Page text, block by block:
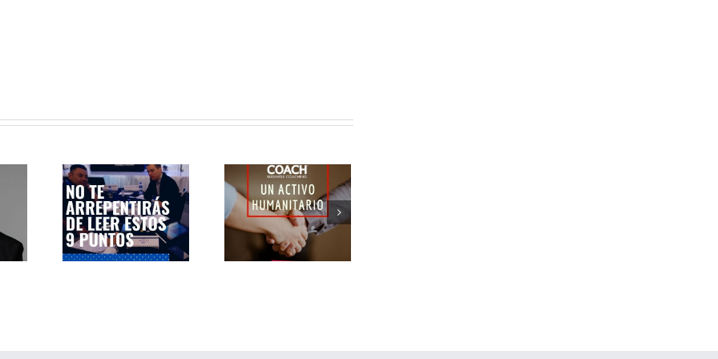
que
tu vida…
ActionCOACH: un
activo monetario y a
la vez HUMANITARIO.
Conmemoración del
Día Internacional de la